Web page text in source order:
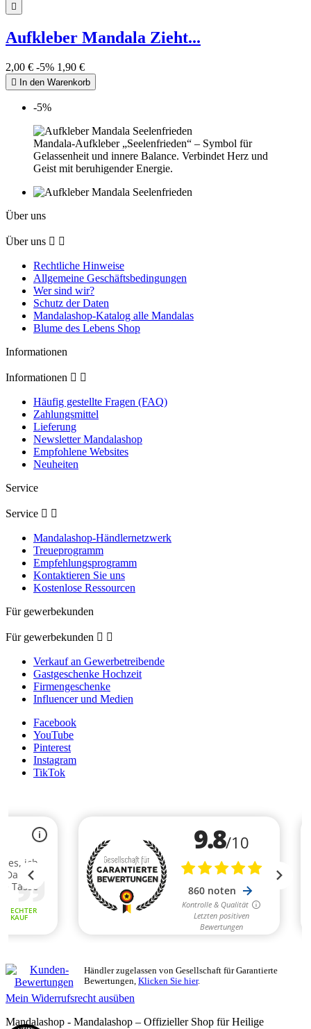

Aufkleber Mandala Zieht...
2,00 € -5% 1,90 €
 In den Warenkorb
-5%
Mandala-Aufkleber „Seelenfrieden“ – Symbol für
Gelassenheit und innere Balance. Verbindet Herz und
Geist mit beruhigender Energie.
Über uns
Über uns  
Rechtliche Hinweise
Allgemeine Geschäftsbedingungen
Wer sind wir?
Schutz der Daten
Mandalashop-Katalog alle Mandalas
Blume des Lebens Shop
Informationen
Informationen  
Häufig gestellte Fragen (FAQ)
Zahlungsmittel
Lieferung
Newsletter Mandalashop
Empfohlene Websites
Neuheiten
Service
Service  
Mandalashop-Händlernetzwerk
Treueprogramm
Empfehlungsprogramm
Kontaktieren Sie uns
Kostenlose Ressourcen
Für gewerbekunden
Für gewerbekunden  
Verkauf an Gewerbetreibende
Gastgeschenke Hochzeit
Firmengeschenke
Influencer und Medien
Facebook
YouTube
Pinterest
Instagram
TikTok
Händler zugelassen von Gesellschaft für Garantierte
Bewertungen, Klicken Sie hier.
Mein Widerrufsrecht ausüben
Mandalashop - Mandalashop – Offizieller Shop für Heilige